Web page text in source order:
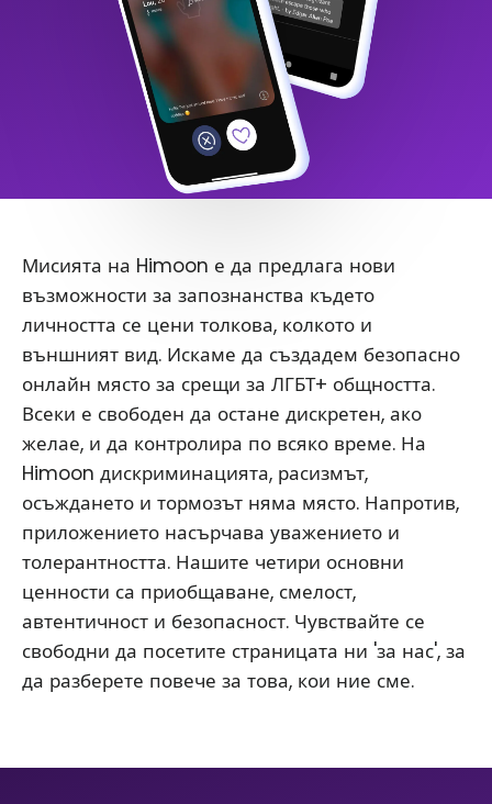
Мисията на Himoon е да предлага нови
възможности за запознанства където
личността се цени толкова, колкото и
външният вид. Искаме да създадем безопасно
онлайн място за срещи за ЛГБТ+ общността.
Всеки е свободен да остане дискретен, ако
желае, и да контролира по всяко време. На
Himoon дискриминацията, расизмът,
осъждането и тормозът няма място. Напротив,
приложението насърчава уважението и
толерантността. Нашите четири основни
ценности са приобщаване, смелост,
автентичност и безопасност. Чувствайте се
свободни да посетите страницата ни 'за нас', за
да разберете повече за това, кои ние сме.